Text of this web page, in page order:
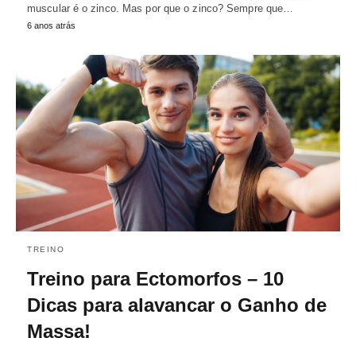
muscular é o zinco. Mas por que o zinco? Sempre que…
6 anos atrás
TREINO
Treino para Ectomorfos – 10
Dicas para alavancar o Ganho de
Massa!